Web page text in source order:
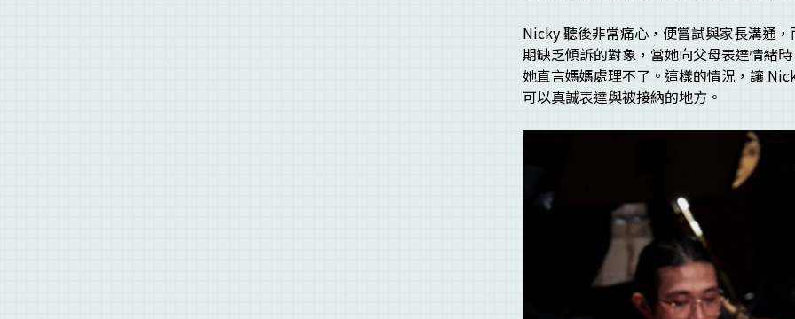
Nicky 聽後非常痛心，便嘗試與家長溝通
期缺乏傾訴的對象，當她向父母表達情緒
她直言媽媽處理不了。這樣的情況，讓
可以真誠表達與被接納的地方。